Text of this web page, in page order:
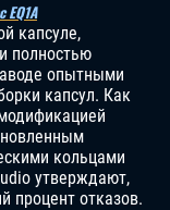
капсуле,
полностью
опытными
капсул. Как
кольцами
утверждают,
процент отказов.